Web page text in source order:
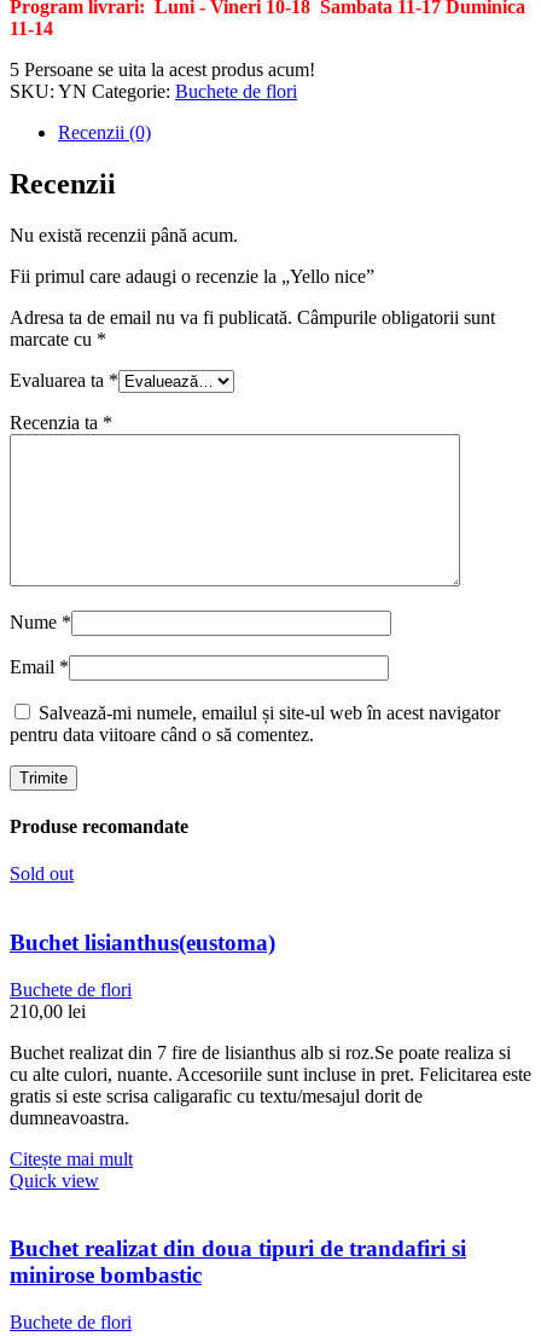
Program livrari: Luni - Vineri 10-18 Sambata 11-17 Duminica
11-14
5 Persoane se uita la acest produs acum!
SKU: YN Categorie: Buchete de flori
Recenzii (0)
Recenzii
Nu există recenzii până acum.
Fii primul care adaugi o recenzie la „Yello nice”
Adresa ta de email nu va fi publicată. Câmpurile obligatorii sunt
marcate cu *
Evaluarea ta *
Recenzia ta *
Nume *
Email *
Salvează-mi numele, emailul și site-ul web în acest navigator
pentru data viitoare când o să comentez.
Produse recomandate
Sold out
Buchet lisianthus(eustoma)
Buchete de flori
210,00 lei
Buchet realizat din 7 fire de lisianthus alb si roz.Se poate realiza si
cu alte culori, nuante. Accesoriile sunt incluse in pret. Felicitarea este
gratis si este scrisa caligarafic cu textu/mesajul dorit de
dumneavoastra.
Citește mai mult
Quick view
Buchet realizat din doua tipuri de trandafiri si
minirose bombastic
Buchete de flori